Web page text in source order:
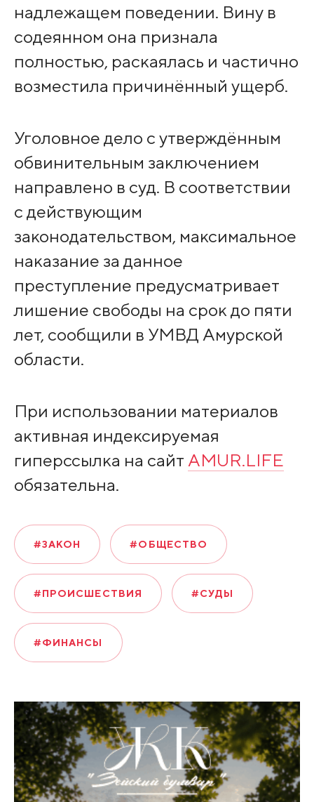
надлежащем поведении. Вину в
содеянном она признала
полностью, раскаялась и частично
возместила причинённый ущерб.
Уголовное дело с утверждённым
обвинительным заключением
направлено в суд. В соответствии
с действующим
законодательством, максимальное
наказание за данное
преступление предусматривает
лишение свободы на срок до пяти
лет, сообщили в УМВД Амурской
области.
При использовании материалов
активная индексируемая
гиперссылка на сайт AMUR.LIFE
обязательна.
#ЗАКОН #ОБЩЕСТВО
#ПРОИСШЕСТВИЯ #СУДЫ
#ФИНАНСЫ